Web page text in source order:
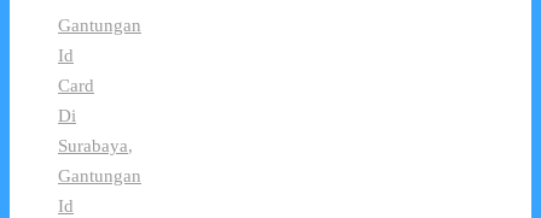
Gantungan
Id
Card
Di
Surabaya,
Gantungan
Id